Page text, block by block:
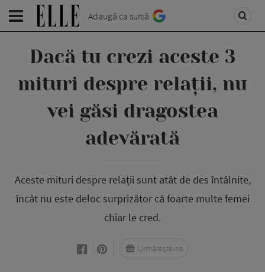
Adaugă ca sursă
Dacă tu crezi aceste 3
mituri despre relații, nu
vei găsi dragostea
adevărată
Aceste mituri despre relații sunt atât de des întâlnite,
încât nu este deloc surprizător că foarte multe femei
chiar le cred.
Urmărește-ne